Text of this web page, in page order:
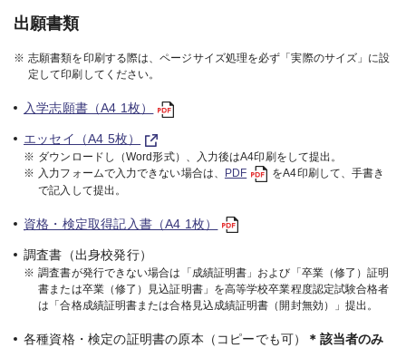
出願書類
※ 志願書類を印刷する際は、ページサイズ処理を必ず「実際のサイズ」に設
定して印刷してください。
入学志願書（A4 1枚）
エッセイ（A4 5枚）
※ ダウンロードし（Word形式）、入力後はA4印刷をして提出。
※ 入力フォームで入力できない場合は、 PDF
をA4印刷して、手書き
で記入して提出。
資格・検定取得記入書（A4 1枚）
調査書（出身校発行）
※ 調査書が発行できない場合は「成績証明書」および「卒業（修了）証明
書または卒業（修了）見込証明書」を高等学校卒業程度認定試験合格者
は「合格成績証明書または合格見込成績証明書（開封無効）」提出。
各種資格・検定の証明書の原本（コピーでも可） ＊該当者のみ